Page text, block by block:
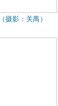
摄影：关禺）